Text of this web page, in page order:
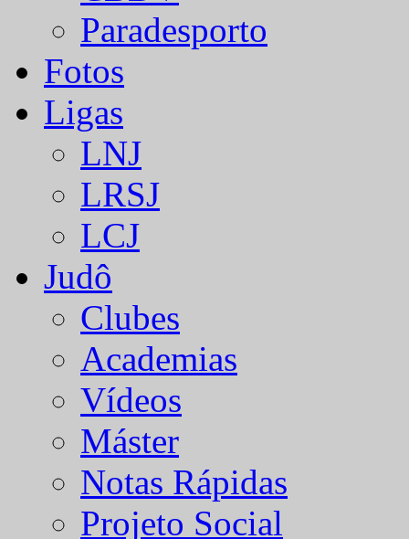
Paradesporto
Fotos
Ligas
LNJ
LRSJ
LCJ
Judô
Clubes
Academias
Vídeos
Máster
Notas Rápidas
Projeto Social